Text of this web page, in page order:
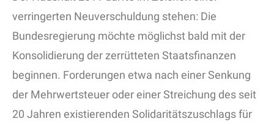
verringerten Neuverschuldung stehen: Die
Bundesregierung möchte möglichst bald mit der
Konsolidierung der zerrütteten Staatsfinanzen
beginnen. Forderungen etwa nach einer Senkung
der Mehrwertsteuer oder einer Streichung des seit
20 Jahren existierenden Solidaritätszuschlags für